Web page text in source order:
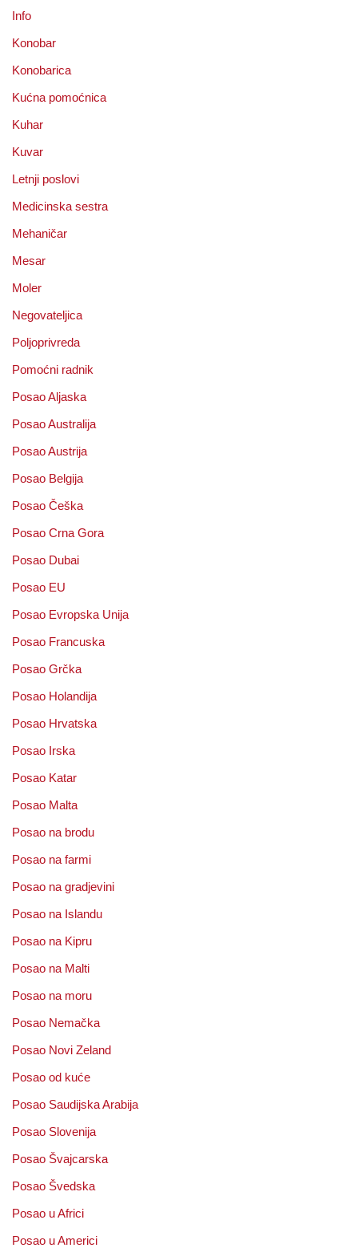
Info
Konobar
Konobarica
Kućna pomoćnica
Kuhar
Kuvar
Letnji poslovi
Medicinska sestra
Mehaničar
Mesar
Moler
Negovateljica
Poljoprivreda
Pomoćni radnik
Posao Aljaska
Posao Australija
Posao Austrija
Posao Belgija
Posao Češka
Posao Crna Gora
Posao Dubai
Posao EU
Posao Evropska Unija
Posao Francuska
Posao Grčka
Posao Holandija
Posao Hrvatska
Posao Irska
Posao Katar
Posao Malta
Posao na brodu
Posao na farmi
Posao na gradjevini
Posao na Islandu
Posao na Kipru
Posao na Malti
Posao na moru
Posao Nemačka
Posao Novi Zeland
Posao od kuće
Posao Saudijska Arabija
Posao Slovenija
Posao Švajcarska
Posao Švedska
Posao u Africi
Posao u Americi